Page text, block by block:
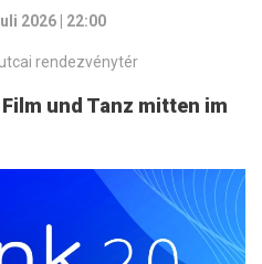
2026 | 22:00
rendezvénytér
und Tanz mitten im